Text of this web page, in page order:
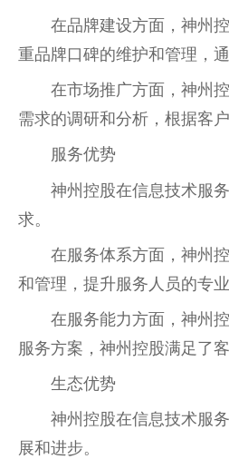
在品牌建设方面，神州
重品牌口碑的维护和管理，
在市场推广方面，神州
需求的调研和分析，根据客
服务优势
神州控股在信息技术服
求。
在服务体系方面，神州
和管理，提升服务人员的专
在服务能力方面，神州
服务方案，神州控股满足了
生态优势
神州控股在信息技术服
展和进步。